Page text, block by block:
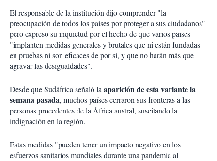
El responsable de la institución dijo comprender "la
preocupación de todos los países por proteger a sus ciudadanos"
pero expresó su inquietud por el hecho de que varios países
"implanten medidas generales y brutales que ni están fundadas
en pruebas ni son eficaces de por sí, y que no harán más que
agravar las desigualdades".
Desde que Sudáfrica señaló laaparición de esta variante la
semana pasada, muchos países cerraron sus fronteras a las
personas procedentes de la África austral, suscitando la
indignación en la región.
Estas medidas "pueden tener un impacto negativo en los
esfuerzos sanitarios mundiales durante una pandemia al